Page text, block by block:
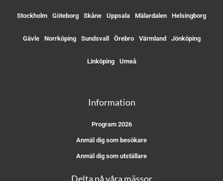
Stockholm Göteborg Skåne Uppsala Mälardalen Helsingborg
Gävle Norrköping Sundsvall Örebro Värmland Jönköping
Linköping Umeå
Information
Program 2026
Anmäl dig som besökare
Anmäl dig som utställare
Delta på våra mässor